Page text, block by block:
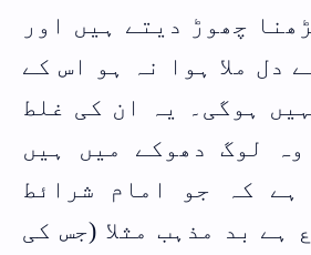
چھوڑ دیتے ہیں اور
دل ملا ہوا نہ ہو اس کے
ہوگی۔ یہ ان کی غلط
لوگ دھوکے میں ہیں
ہے کہ جو امام شرائط
ہے بد مذہب مثلا (جس کی